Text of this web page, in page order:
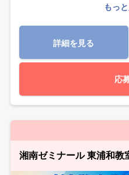
もっ
詳細を見る
応
湘南ゼミナール 東浦和教